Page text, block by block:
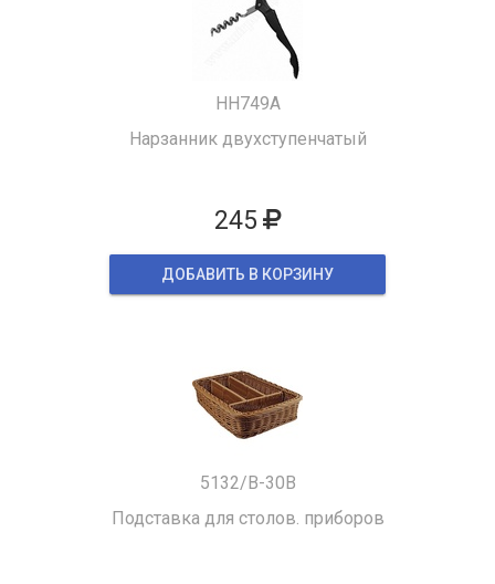
HH749A
Нарзанник двухступенчатый
245
ДОБАВИТЬ В КОРЗИНУ
5132/B-30B
Подставка для столов. приборов